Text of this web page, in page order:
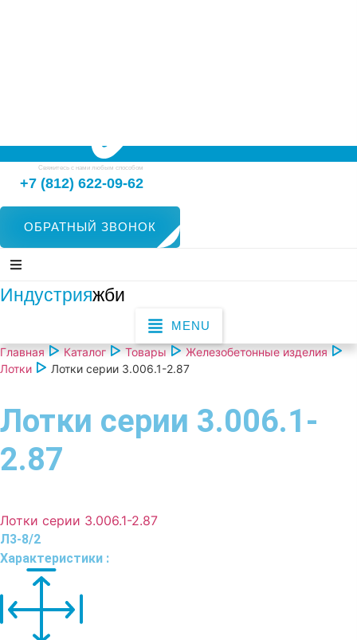
Свяжитесь с нами любым способом
+7 (812) 622-09-62
ОБРАТНЫЙ ЗВОНОК
Индустрияжби
MENU
Главная
Каталог Товары
Железобетонные изделия
Лотки
Лотки серии 3.006.1-2.87
Лотки серии 3.006.1-
2.87
Лотки серии 3.006.1-2.87
Л3-8/2
Характеристики :